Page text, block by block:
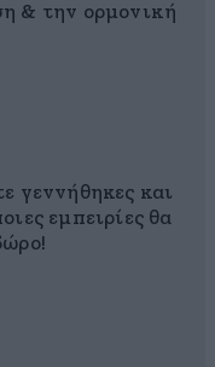
& την ορμονική
γεννήθηκες και
εμπειρίες θα